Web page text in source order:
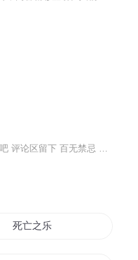
犄角旮旯有鬼事 汇哥给你聊诡闻 诡异程度超出你的想象 赶快艾特你勇猛的冤种朋友一起听吧 评论区留下 百无禁忌 诛邪退位
死亡之乐